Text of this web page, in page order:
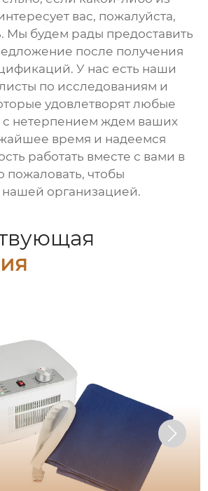
вас, пожалуйста,
Мы будем рады предоставить
после получения
У нас есть наши
по исследованиям и
удовлетворят любые
с нетерпением ждем ваших
время и надеемся
работать вместе с вами в
чтобы
нашей организацией.